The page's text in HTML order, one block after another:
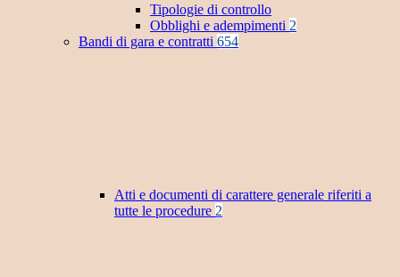
Tipologie di controllo
Obblighi e adempimenti 2
Bandi di gara e contratti 654
Atti e documenti di carattere generale riferiti a
tutte le procedure 2